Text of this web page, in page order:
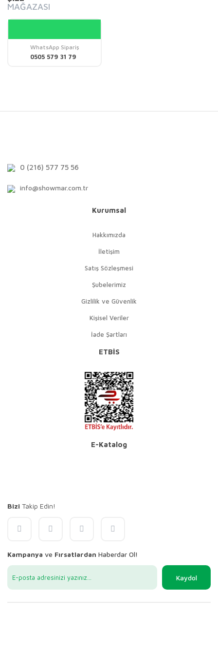
MAĞAZASI
WhatsApp Sipariş
0505 579 31 79
0 (216) 577 75 56
info@showmar.com.tr
Kurumsal
Hakkımızda
İletişim
Satış Sözleşmesi
Şubelerimiz
Gizlilik ve Güvenlik
Kişisel Veriler
İade Şartları
ETBİS
E-Katalog
Bizi Takip Edin!
Kampanya ve Fırsatlardan Haberdar Ol!
Kaydol